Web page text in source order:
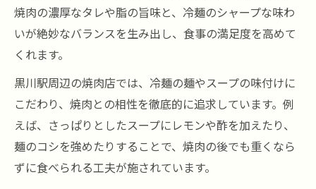
焼肉の濃厚なタレや脂の旨味と、冷麺のシャープな味わ
いが絶妙なバランスを生み出し、食事の満足度を高めて
くれます。
黒川駅周辺の焼肉店では、冷麺の麺やスープの味付けに
こだわり、焼肉との相性を徹底的に追求しています。例
えば、さっぱりとしたスープにレモンや酢を加えたり、
麺のコシを強めたりすることで、焼肉の後でも重くなら
ずに食べられる工夫が施されています。